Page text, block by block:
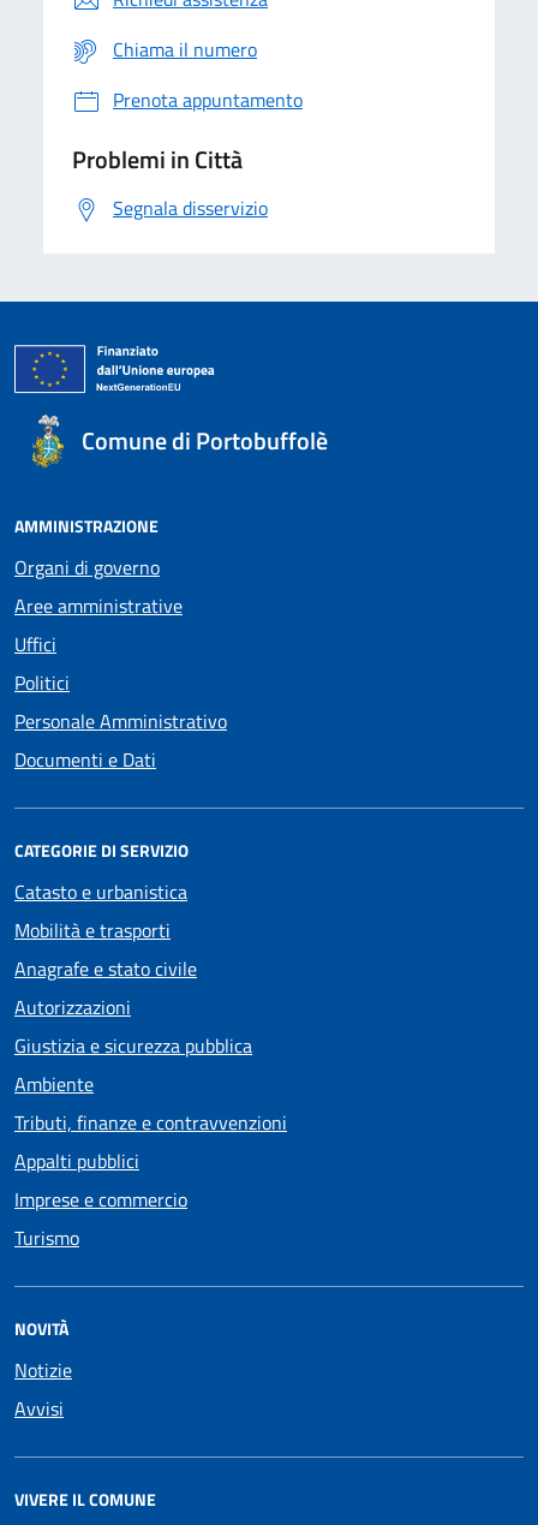
Chiama il numero
Prenota appuntamento
Problemi in Città
Segnala disservizio
Comune di Portobuffolè
AMMINISTRAZIONE
Organi di governo
Aree amministrative
Uffici
Politici
Personale Amministrativo
Documenti e Dati
CATEGORIE DI SERVIZIO
Catasto e urbanistica
Mobilità e trasporti
Anagrafe e stato civile
Autorizzazioni
Giustizia e sicurezza pubblica
Ambiente
Tributi, finanze e contravvenzioni
Appalti pubblici
Imprese e commercio
Turismo
NOVITÀ
Notizie
Avvisi
VIVERE IL COMUNE